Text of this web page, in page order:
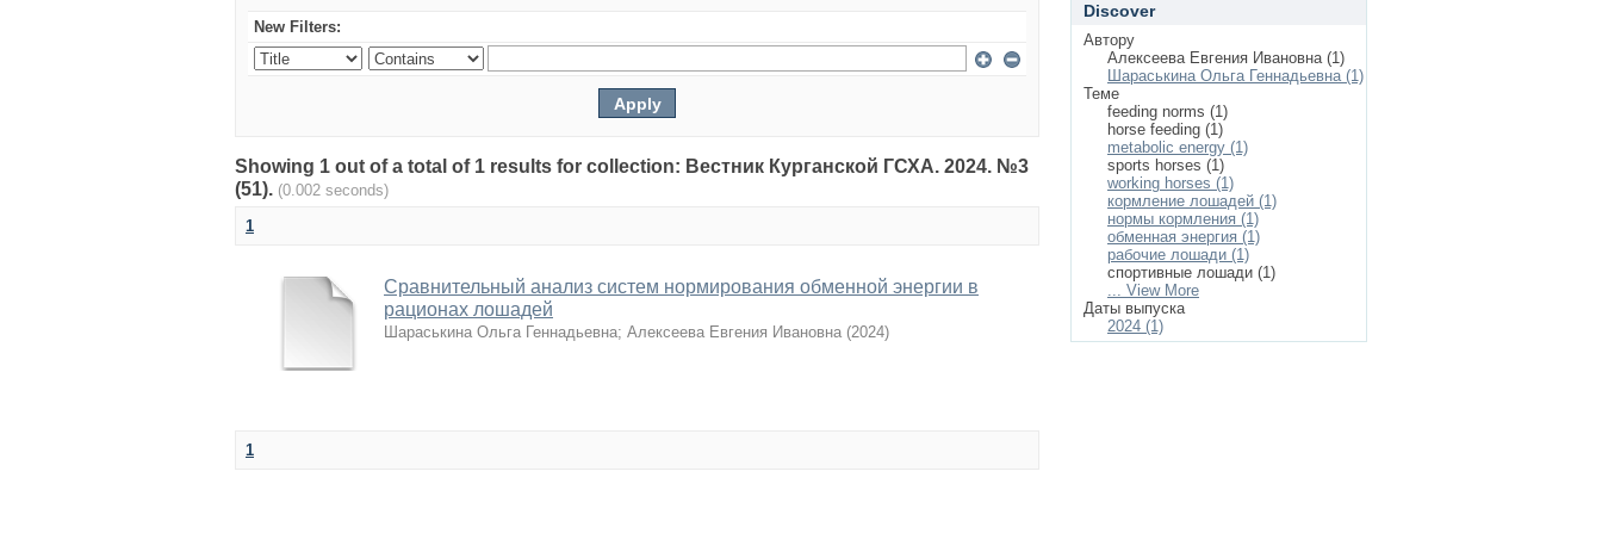
New Filters:
Showing 1 out of a total of 1 results for collection: Вестник Курганской ГСХА. 2024. №3
(51). (0.002 seconds)
1
Сравнительный анализ систем нормирования обменной энергии в
рационах лошадей
Шараськина Ольга Геннадьевна; Алексеева Евгения Ивановна (2024)
1
Discover
Автору
Алексеева Евгения Ивановна (1)
Шараськина Ольга Геннадьевна (1)
Теме
feeding norms (1)
horse feeding (1)
metabolic energy (1)
sports horses (1)
working horses (1)
кормление лошадей (1)
нормы кормления (1)
обменная энергия (1)
рабочие лошади (1)
спортивные лошади (1)
... View More
Даты выпуска
2024 (1)